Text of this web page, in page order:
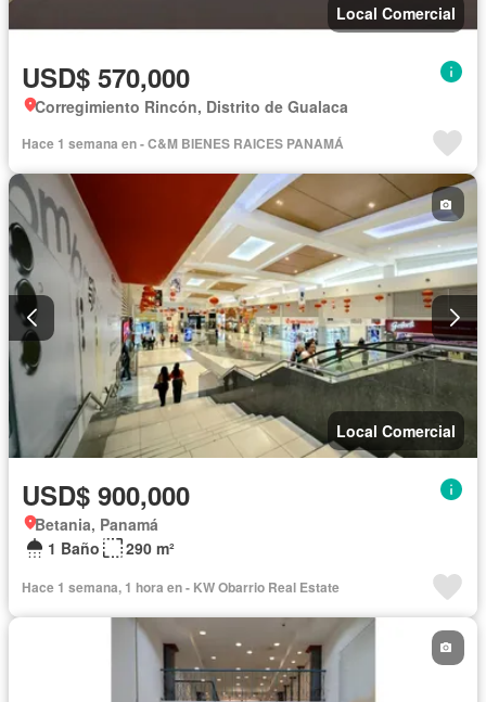
Local Comercial
USD$ 570,000
Corregimiento Rincón, Distrito de Gualaca
Hace 1 semana en - C&M BIENES RAICES PANAMÁ
Local Comercial
USD$ 900,000
Betania, Panamá
1 Baño
290 m²
Hace 1 semana, 1 hora en - KW Obarrio Real Estate